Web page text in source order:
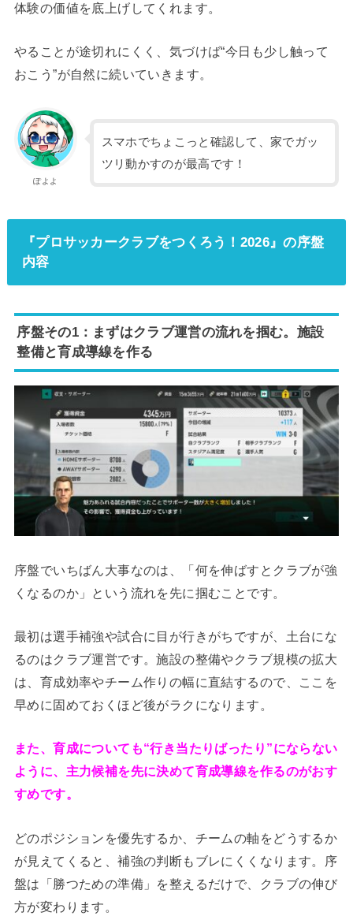
体験の価値を底上げしてくれます。
やることが途切れにくく、気づけば“今日も少し触って
おこう”が自然に続いていきます。
ぽよよ
スマホでちょこっと確認して、家でガッ
ツリ動かすのが最高です！
『プロサッカークラブをつくろう！2026』の序盤
内容
序盤その1：まずはクラブ運営の流れを掴む。施設
整備と育成導線を作る
序盤でいちばん大事なのは、「何を伸ばすとクラブが強
くなるのか」という流れを先に掴むことです。
最初は選手補強や試合に目が行きがちですが、土台にな
るのはクラブ運営です。施設の整備やクラブ規模の拡大
は、育成効率やチーム作りの幅に直結するので、ここを
早めに固めておくほど後がラクになります。
また、育成についても“行き当たりばったり”にならない
ように、主力候補を先に決めて育成導線を作るのがおす
すめです。
どのポジションを優先するか、チームの軸をどうするか
が見えてくると、補強の判断もブレにくくなります。序
盤は「勝つための準備」を整えるだけで、クラブの伸び
方が変わります。